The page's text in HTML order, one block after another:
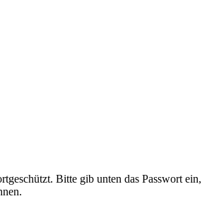
Bitte gib unten das Passwort ein,